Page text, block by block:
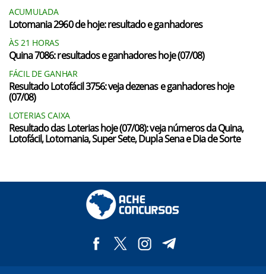
ACUMULADA
Lotomania 2960 de hoje: resultado e ganhadores
ÀS 21 HORAS
Quina 7086: resultados e ganhadores hoje (07/08)
FÁCIL DE GANHAR
Resultado Lotofácil 3756: veja dezenas e ganhadores hoje
(07/08)
LOTERIAS CAIXA
Resultado das Loterias hoje (07/08): veja números da Quina,
Lotofácil, Lotomania, Super Sete, Dupla Sena e Dia de Sorte